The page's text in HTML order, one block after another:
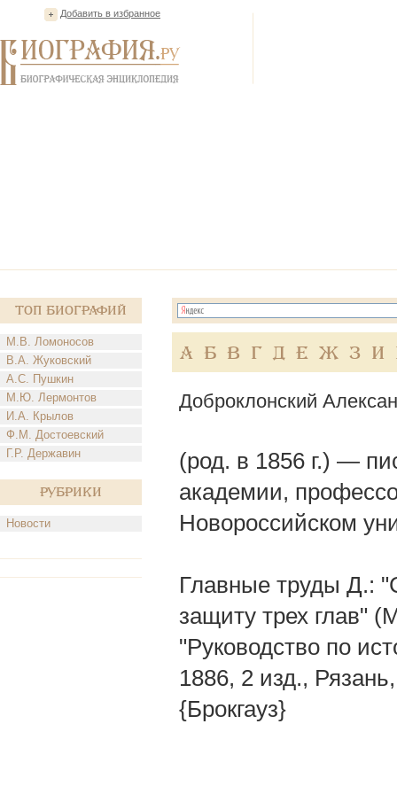
Добавить в избранное
Топ Биографий
М.В. Ломоносов
В.А. Жуковский
А.С. Пушкин
М.Ю. Лермонтов
И.А. Крылов
Ф.М. Достоевский
Г.Р. Державин
Рубрики
Новости
А Б В Г Д Е Ж З И
Доброклонский
(род. в 1856 г.) —
академии,
Новороссийском
Главные труды Д.:
защиту трех глав"
"Руководство по
1886, 2 изд.,
{Брокгауз}